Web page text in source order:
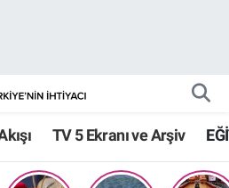
TV 5 Ekranı ve Arşiv